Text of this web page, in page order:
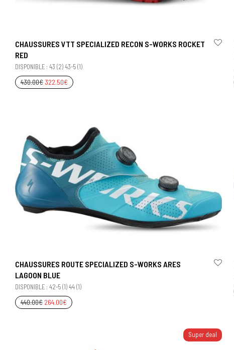
CHAUSSURES VTT SPECIALIZED RECON S-WORKS ROCKET
RED
DISPONIBLE : 43 (2) 43-5 (1)
430.00€ 322.50€
CHAUSSURES ROUTE SPECIALIZED S-WORKS ARES
LAGOON BLUE
DISPONIBLE : 42-5 (1) 44 (1)
440.00€ 264.00€
Super deal